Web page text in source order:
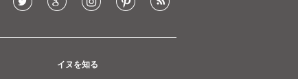
イヌを知る